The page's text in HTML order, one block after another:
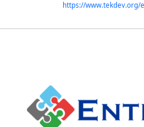
https://www.tekdev.org/